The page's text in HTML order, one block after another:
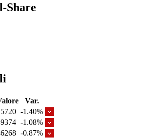
Share
Var.
-1.40%
-1.08%
-0.87%